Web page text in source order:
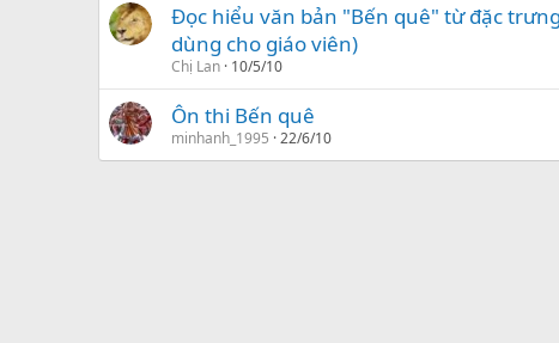
Đọc hiểu văn bản "Bến quê" từ đặc
dùng cho giáo viên)
Chị Lan 10/5/10
Ôn thi Bến quê
minhanh_1995 22/6/10